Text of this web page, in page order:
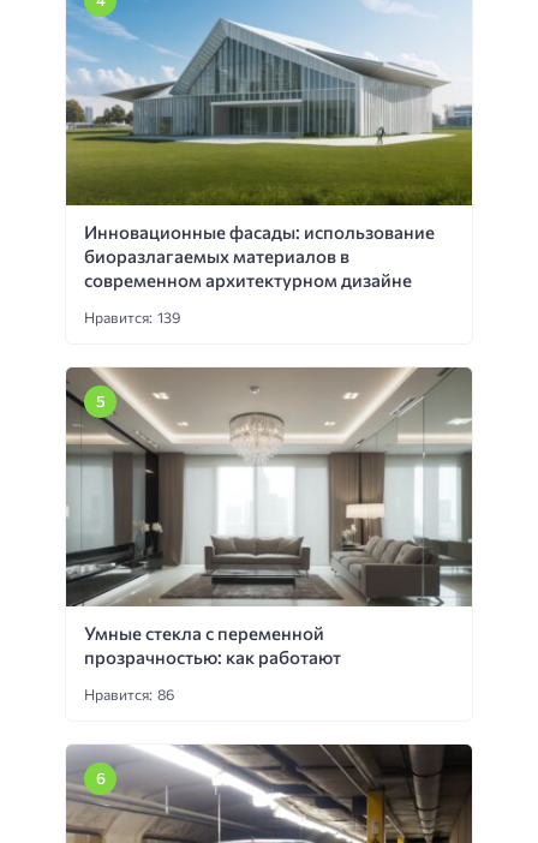
Инновационные фасады: использование
биоразлагаемых материалов в
современном архитектурном дизайне
Нравится: 139
Умные стекла с переменной
прозрачностью: как работают
Нравится: 86